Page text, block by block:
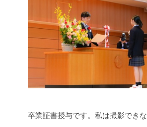
卒業証書授与です。私は撮影でき